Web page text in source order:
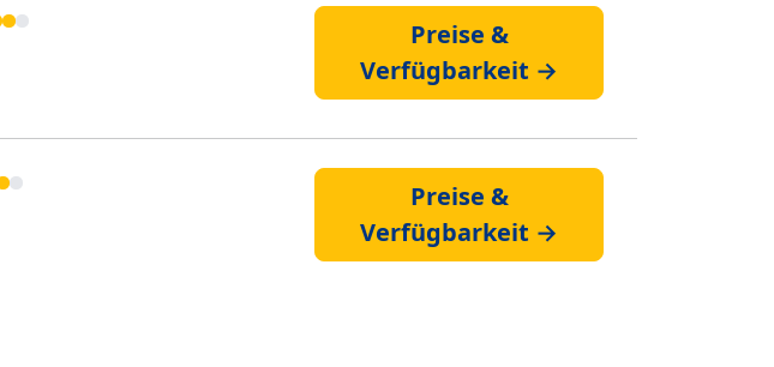
Preise &
Verfügbarkeit →
Preise &
Verfügbarkeit →